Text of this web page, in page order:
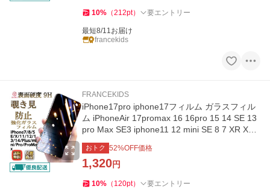
10% （212pt） 要エントリー
最短8/11お届け
francekids
FRANCEKIDS
iPhone17pro iphone17フィルム ガラスフィル
ム iPhoneAir 17promax 16 16pro 15 14 SE 13
pro Max SE3 iphone11 12 mini SE 8 7 XR XS
アイフォン 覗き見防止
おトク 52%OFF価格
1,320円
10% （ 120pt） 要エントリー